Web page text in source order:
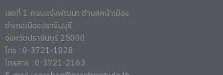
เลขที่ 1 ถนนแจ้งพัฒนา ตำบลหน้าเมือง
อำเภอเมืองปราจีนบุรี
จังหวัดปราจีนบุรี 25000
โทร : 0-3721-1028
โทรสาร : 0-3721-2163